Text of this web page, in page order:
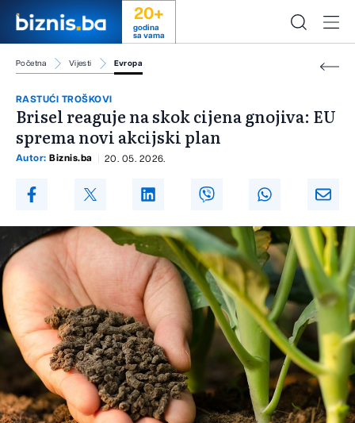
20+
godina
sa vama
Početna Vijesti Evropa
RASTUĆI TROŠKOVI
Brisel reaguje na skok cijena gnojiva: EU
sprema novi akcijski plan
Autor: Biznis.ba 20. 05. 2026.